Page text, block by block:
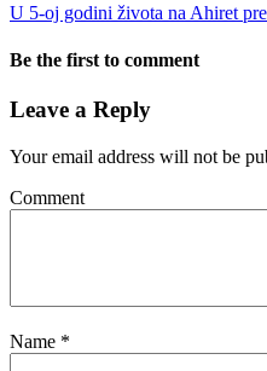
U 5-oj godini života na Ahiret
Be the first to comment
Leave a Reply
Your email address will not be
Comment
Name *